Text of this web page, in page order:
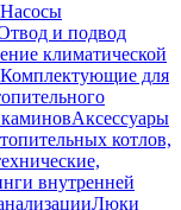
Насосы
и подвод
климатической
Комплектующие для
Аксессуары
котлов,
внутренней
Люки